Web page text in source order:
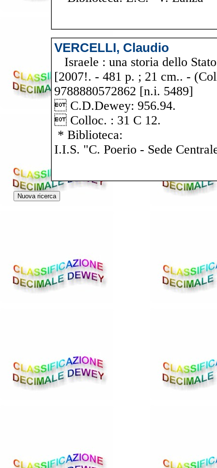
VERCELLI, Claudio
Israele : una storia dello
[2007!. - 481 p. ; 21 cm.. -
9788880572862 [n.i. 5489]
 C.D.Dewey: 956.94.
 Colloc. : 31 C 12.
* Biblioteca:
I.I.S. "C. Poerio - Sede